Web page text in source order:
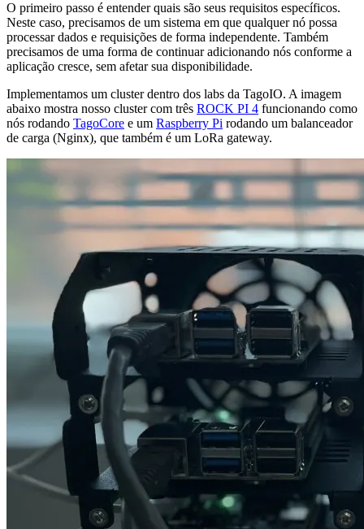
O primeiro passo é entender quais são seus requisitos específicos.
Neste caso, precisamos de um sistema em que qualquer nó possa
processar dados e requisições de forma independente. Também
precisamos de uma forma de continuar adicionando nós conforme a
aplicação cresce, sem afetar sua disponibilidade.
Implementamos um cluster dentro dos labs da TagoIO. A imagem
abaixo mostra nosso cluster com três ROCK PI 4 funcionando como
nós rodando TagoCore e um Raspberry Pi rodando um balanceador
de carga (Nginx), que também é um LoRa gateway.